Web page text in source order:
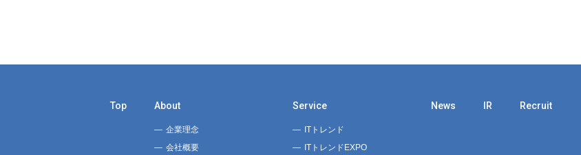
Top About
企業理念
会社概要
Service
ITトレンド
ITトレンドEXPO
News IR Recruit